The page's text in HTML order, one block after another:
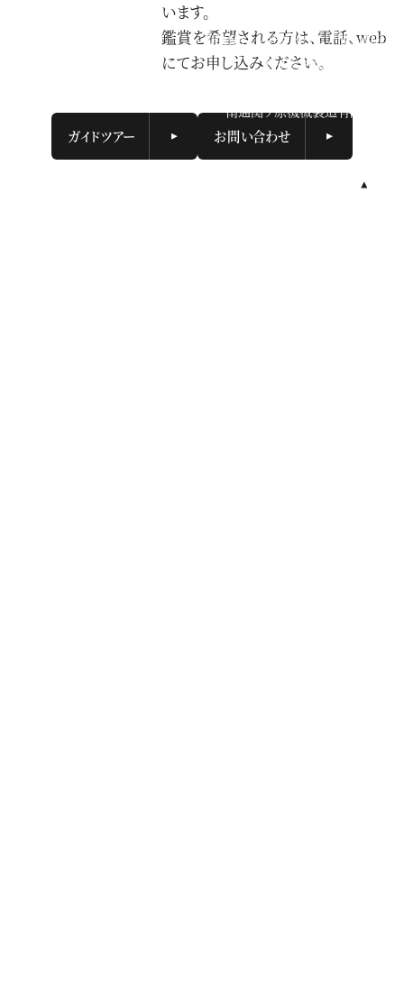
います。
鑑賞を希望される方は、電話、web
にてお申し込みください。
ガイドツアー お問い合わせ
一般財団法人せきがはら人間村財団
株式会社関ケ原製作所
南通関ケ原機械製造有限公司
戻る